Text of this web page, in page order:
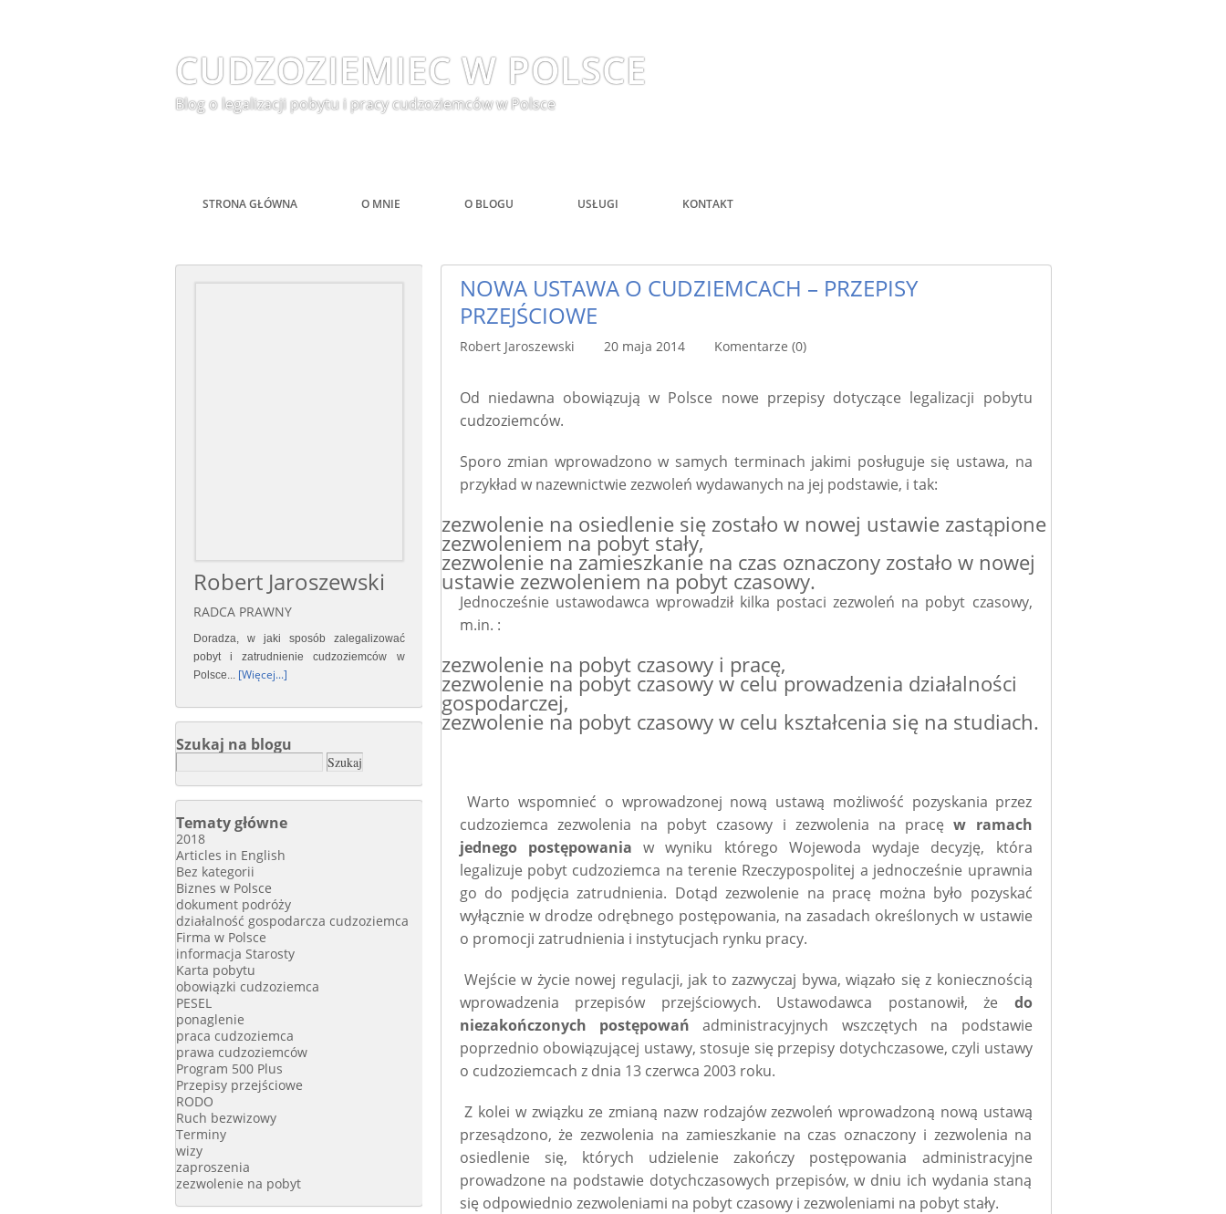
CUDZOZIEMIEC W POLSCE
Blog o legalizacji pobytu i pracy cudzoziemców w Polsce
STRONA GŁÓWNA O MNIE O BLOGU USŁUGI KONTAKT
NOWA USTAWA O CUDZIEMCACH – PRZEPISY
PRZEJŚCIOWE
Robert Jaroszewski 20 maja 2014 Komentarze (0)
Od niedawna obowiązują w Polsce nowe przepisy dotyczące legalizacji pobytu
cudzoziemców.
Sporo zmian wprowadzono w samych terminach jakimi posługuje się ustawa, na
przykład w nazewnictwie zezwoleń wydawanych na jej podstawie, i tak:
zezwolenie na osiedlenie się zostało w nowej ustawie zastąpione
zezwoleniem na pobyt stały,
zezwolenie na zamieszkanie na czas oznaczony zostało w nowej
ustawie zezwoleniem na pobyt czasowy.
Jednocześnie ustawodawca wprowadził kilka postaci zezwoleń na pobyt czasowy,
m.in. :
zezwolenie na pobyt czasowy i pracę,
zezwolenie na pobyt czasowy w celu prowadzenia działalności
gospodarczej,
zezwolenie na pobyt czasowy w celu kształcenia się na studiach.
Warto wspomnieć o wprowadzonej nową ustawą możliwość pozyskania przez
cudzoziemca zezwolenia na pobyt czasowy i zezwolenia na pracęw ramach
jednego postępowania w wyniku którego Wojewoda wydaje decyzję, która
legalizuje pobyt cudzoziemca na terenie Rzeczypospolitej a jednocześnie uprawnia
go do podjęcia zatrudnienia. Dotąd zezwolenie na pracę można było pozyskać
wyłącznie w drodze odrębnego postępowania, na zasadach określonych w ustawie
o promocji zatrudnienia i instytucjach rynku pracy.
Wejście w życie nowej regulacji, jak to zazwyczaj bywa, wiązało się z koniecznością
wprowadzenia przepisów przejściowych. Ustawodawca postanowił, że do
niezakończonych postępowań administracyjnych wszczętych na podstawie
poprzednio obowiązującej ustawy, stosuje się przepisy dotychczasowe, czyli ustawy
o cudzoziemcach z dnia 13 czerwca 2003 roku.
Z kolei w związku ze zmianą nazw rodzajów zezwoleń wprowadzoną nową ustawą
przesądzono, że zezwolenia na zamieszkanie na czas oznaczony i zezwolenia na
osiedlenie się, których udzielenie zakończy postępowania administracyjne
prowadzone na podstawie dotychczasowych przepisów, w dniu ich wydania staną
się odpowiednio zezwoleniami na pobyt czasowy i zezwoleniami na pobyt stały.
Robert Jaroszewski
RADCA PRAWNY
Doradza, w jaki sposób zalegalizować
pobyt i zatrudnienie cudzoziemców w
Polsce... [Więcej...]
Szukaj na blogu
Tematy główne
2018
Articles in English
Bez kategorii
Biznes w Polsce
dokument podróży
działalność gospodarcza cudzoziemca
Firma w Polsce
informacja Starosty
Karta pobytu
obowiązki cudzoziemca
PESEL
ponaglenie
praca cudzoziemca
prawa cudzoziemców
Program 500 Plus
Przepisy przejściowe
RODO
Ruch bezwizowy
Terminy
wizy
zaproszenia
zezwolenie na pobyt